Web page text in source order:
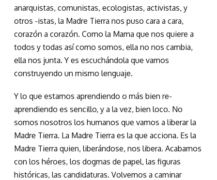
anarquistas, comunistas, ecologistas, activistas, y
otros -istas, la Madre Tierra nos puso cara a cara,
corazón a corazón. Como la Mama que nos quiere a
todos y todas así como somos, ella no nos cambia,
ella nos junta. Y es escuchándola que vamos
construyendo un mismo lenguaje.
Y lo que estamos aprendiendo o más bien re-
aprendiendo es sencillo, y a la vez, bien loco. No
somos nosotros los humanos que vamos a liberar la
Madre Tierra. La Madre Tierra es la que acciona. Es la
Madre Tierra quien, liberándose, nos libera. Acabamos
con los héroes, los dogmas de papel, las figuras
históricas, las candidaturas. Volvemos a caminar